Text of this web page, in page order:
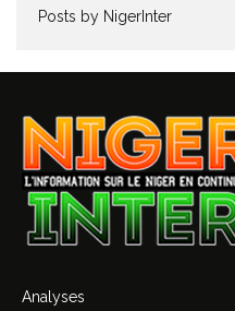
Posts by NigerInter
Analyses